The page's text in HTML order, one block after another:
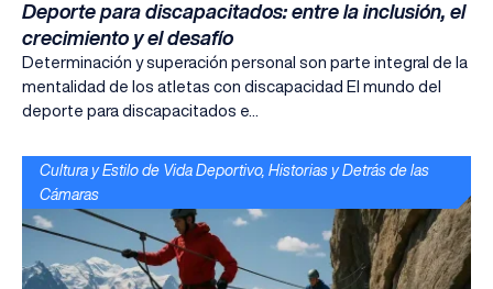
Deporte para discapacitados: entre la inclusión, el
crecimiento y el desafío
Determinación y superación personal son parte integral de la
mentalidad de los atletas con discapacidad El mundo del
deporte para discapacitados e...
Cultura y Estilo de Vida Deportivo, Historias y Detrás de las
Cámaras